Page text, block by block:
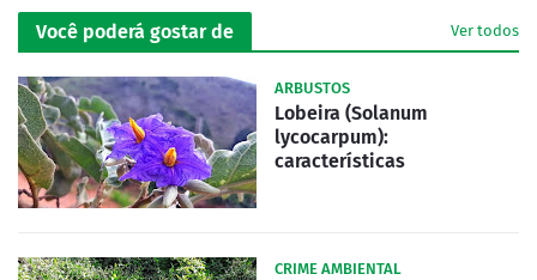
Você poderá gostar de Ver todos
ARBUSTOS
Lobeira (Solanum
lycocarpum):
características
CRIME AMBIENTAL